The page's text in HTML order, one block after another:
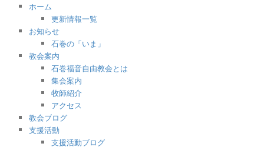
ホーム
更新情報一覧
お知らせ
石巻の「いま」
教会案内
石巻福音自由教会とは
集会案内
牧師紹介
アクセス
教会ブログ
支援活動
支援活動ブログ